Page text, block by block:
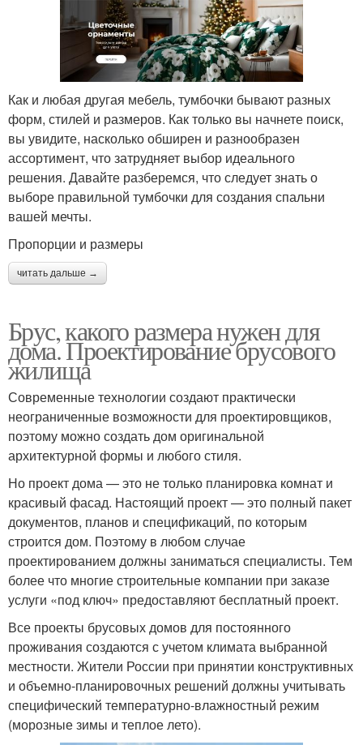
Как и любая другая мебель, тумбочки бывают разных
форм, стилей и размеров. Как только вы начнете поиск,
вы увидите, насколько обширен и разнообразен
ассортимент, что затрудняет выбор идеального
решения. Давайте разберемся, что следует знать о
выборе правильной тумбочки для создания спальни
вашей мечты.
Пропорции и размеры
читать дальше →
Брус, какого размера нужен для
дома. Проектирование брусового
жилища
Современные технологии создают практически
неограниченные возможности для проектировщиков,
поэтому можно создать дом оригинальной
архитектурной формы и любого стиля.
Но проект дома — это не только планировка комнат и
красивый фасад. Настоящий проект — это полный пакет
документов, планов и спецификаций, по которым
строится дом. Поэтому в любом случае
проектированием должны заниматься специалисты. Тем
более что многие строительные компании при заказе
услуги «под ключ» предоставляют бесплатный проект.
Все проекты брусовых домов для постоянного
проживания создаются с учетом климата выбранной
местности. Жители России при принятии конструктивных
и объемно-планировочных решений должны учитывать
специфический температурно-влажностный режим
(морозные зимы и теплое лето).